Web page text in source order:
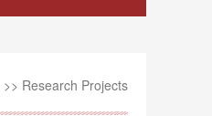
>> Research Projects